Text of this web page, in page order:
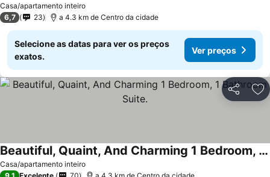
Casa/apartamento inteiro
6,7 23 a 4.3 km de Centro da cidade
Selecione as datas para ver os preços
exatos.
Ver preços
Partilhar
Casa/apartamento inteiro
Beautiful, Quaint, And Charming 1 Bedroom, 1 Bathroom Suite.
Ver preços